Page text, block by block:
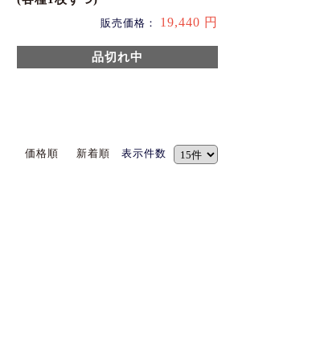
販売価格： 19,440 円
品切れ中
価格順 新着順 表示件数